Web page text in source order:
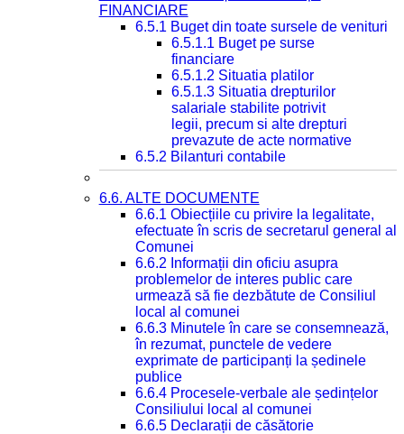
FINANCIARE
6.5.1 Buget din toate sursele de venituri
6.5.1.1 Buget pe surse
financiare
6.5.1.2 Situatia platilor
6.5.1.3 Situatia drepturilor
salariale stabilite potrivit
legii, precum si alte drepturi
prevazute de acte normative
6.5.2 Bilanturi contabile
6.6. ALTE DOCUMENTE
6.6.1 Obiecțiile cu privire la legalitate,
efectuate în scris de secretarul general al
Comunei
6.6.2 Informații din oficiu asupra
problemelor de interes public care
urmează să fie dezbătute de Consiliul
local al comunei
6.6.3 Minutele în care se consemnează,
în rezumat, punctele de vedere
exprimate de participanți la ședinele
publice
6.6.4 Procesele-verbale ale ședințelor
Consiliului local al comunei
6.6.5 Declarații de căsătorie